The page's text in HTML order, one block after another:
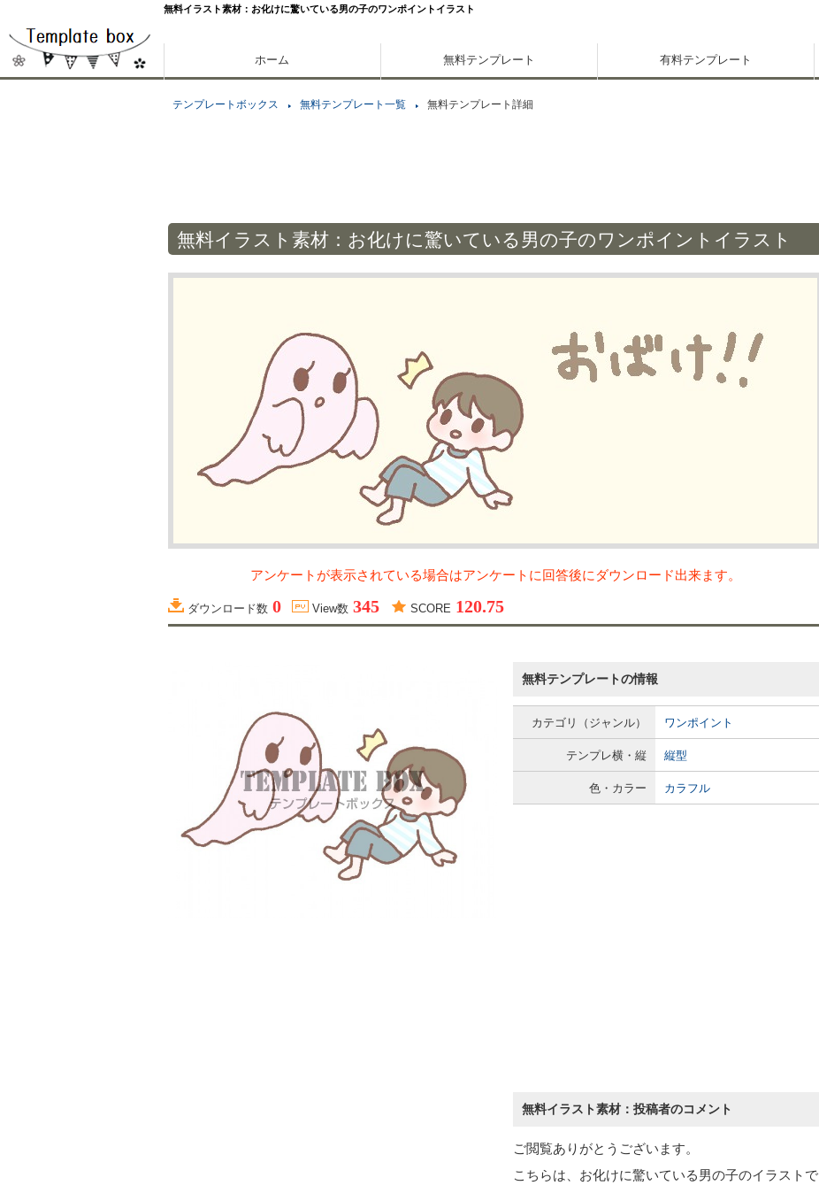
無料イラスト素材：お化けに驚いている男の子のワンポイントイラスト
ホーム 無料テンプレート 有料テンプレート
テンプレートボックス 無料テンプレート一覧 無料テンプレート詳細
無料イラスト素材：お化けに驚いている男の子のワンポイントイラスト
アンケートが表示されている場合はアンケートに回答後にダウンロード出来ます。
ダウンロード数 0 View数 345 SCORE 120.75
無料テンプレートの情報
カテゴリ（ジャンル） ワンポイント
テンプレ横・縦 縦型
色・カラー カラフル
無料イラスト素材：投稿者のコメント
ご閲覧ありがとうございます。
こちらは、お化けに驚いている男の子のイラストで